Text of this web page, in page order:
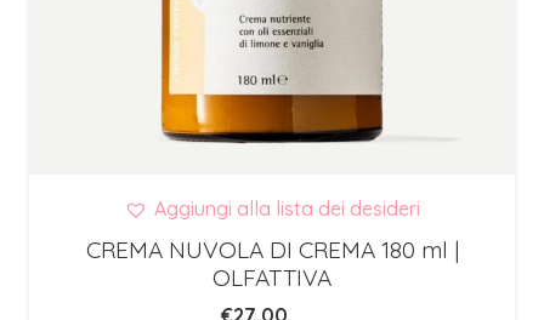
Aggiungi alla lista dei desideri
CREMA NUVOLA DI CREMA 180 ml |
OLFATTIVA